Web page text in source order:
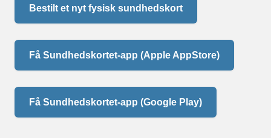
Bestilt et nyt fysisk sundhedskort
Få Sundhedskortet-app (Apple AppStore)
Få Sundhedskortet-app (Google Play)